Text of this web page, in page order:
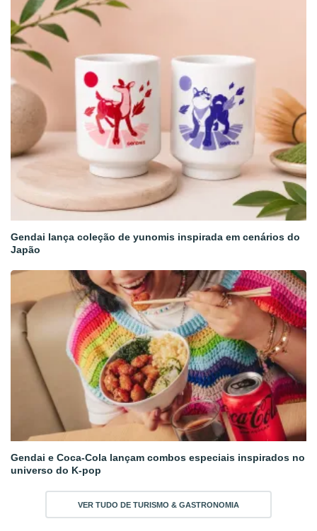
Gendai lança coleção de yunomis inspirada em cenários do
Japão
Gendai e Coca-Cola lançam combos especiais inspirados no
universo do K-pop
VER TUDO DE TURISMO & GASTRONOMIA